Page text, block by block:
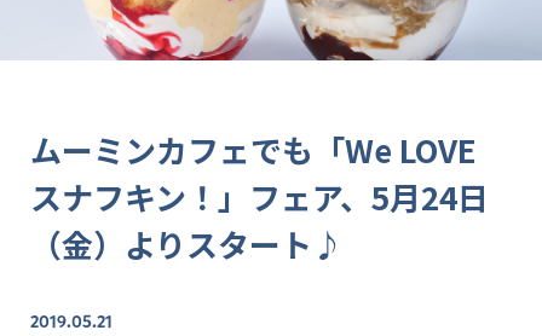
ムーミンカフェでも「We LOVE
スナフキン！」フェア、5月24日
（金）よりスタート♪
2019.05.21